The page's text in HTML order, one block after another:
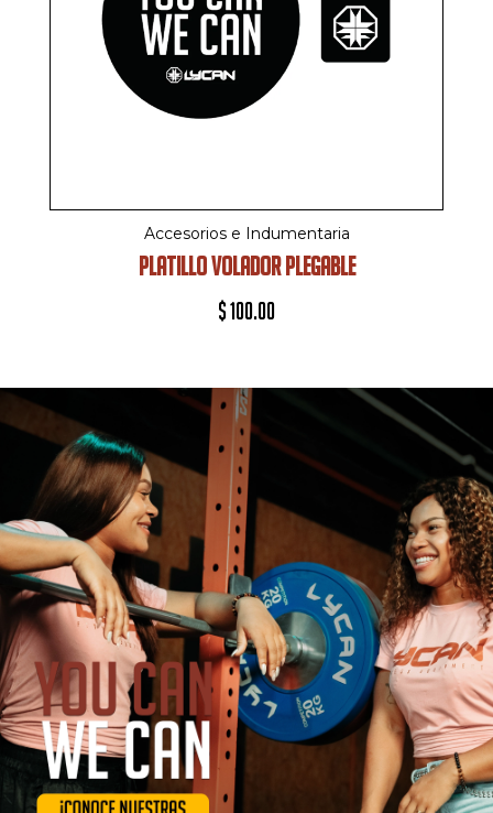
Accesorios e Indumentaria
PLATILLO VOLADOR PLEGABLE
$100.00